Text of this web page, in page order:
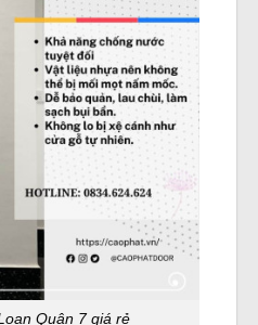
Quận 7 giá rẻ